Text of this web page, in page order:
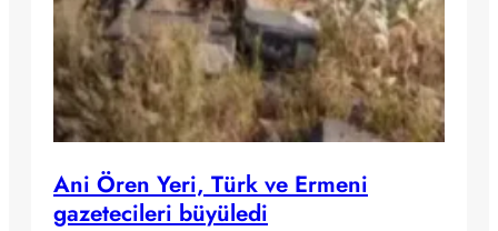
Ani Ören Yeri, Türk ve Ermeni
gazetecileri büyüledi